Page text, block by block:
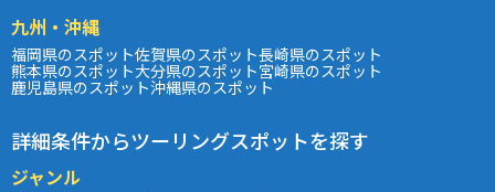
九州・沖縄
福岡県のスポット佐賀県のスポット長崎県のスポット
熊本県のスポット大分県のスポット宮崎県のスポット
鹿児島県のスポット沖縄県のスポット
詳細条件からツーリングスポットを探す
ジャンル